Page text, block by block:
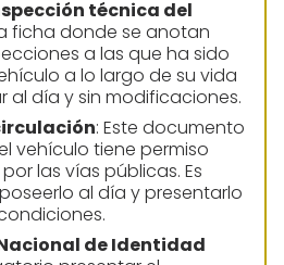
técnica del
ficha donde se anotan
a las que ha sido
a lo largo de su vida
al día y sin modificaciones.
: Este documento
vehículo tiene permiso
las vías públicas. Es
al día y presentarlo
de Identidad